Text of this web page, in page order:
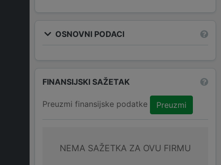
OSNOVNI PODACI
FINANSIJSKI SAŽETAK
Preuzmi finansijske podatke Preuzmi
NEMA SAŽETKA ZA OVU FIRMU